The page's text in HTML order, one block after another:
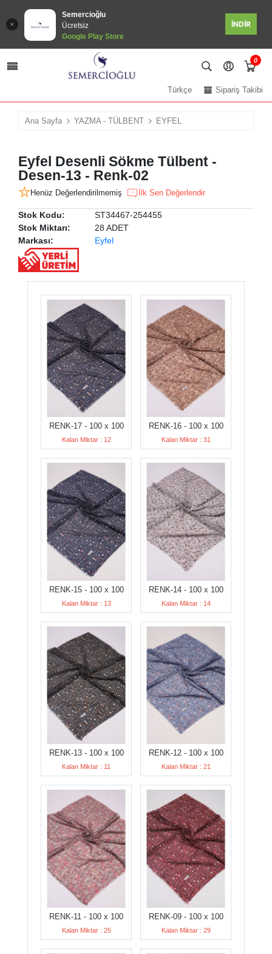
Semercioğlu
Ücretsiz
Google Play Store
İNDİR
0
Sipariş Takibi
Türkçe
Ana Sayfa YAZMA - TÜLBENT EYFEL
Eyfel Desenli Sökme Tülbent -
Desen-13 - Renk-02
Henüz Değerlendirilmemiş İlk Sen Değerlendir
Stok Kodu:
ST34467-254455
Stok Miktarı:
28 ADET
Markası:
Eyfel
RENK-17 - 100 x 100
Kalan Miktar : 12
RENK-16 - 100 x 100
Kalan Miktar : 31
RENK-15 - 100 x 100
Kalan Miktar : 13
RENK-14 - 100 x 100
Kalan Miktar : 14
RENK-13 - 100 x 100
Kalan Miktar : 11
RENK-12 - 100 x 100
Kalan Miktar : 21
RENK-11 - 100 x 100
Kalan Miktar : 25
RENK-09 - 100 x 100
Kalan Miktar : 29